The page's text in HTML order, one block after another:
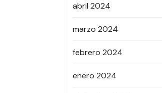
abril 2024
marzo 2024
febrero 2024
enero 2024